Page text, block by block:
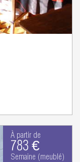
À partir de
783 €
Semaine (meublé)